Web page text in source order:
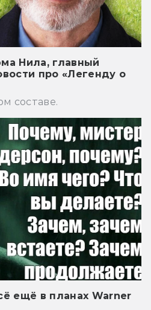
Нила, главный
про «Легенду о
составе.
ещё в планах Warner